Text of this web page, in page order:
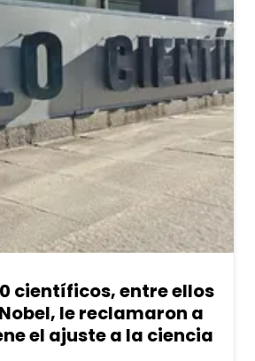
científicos, entre ellos
le reclamaron a
el ajuste a la ciencia